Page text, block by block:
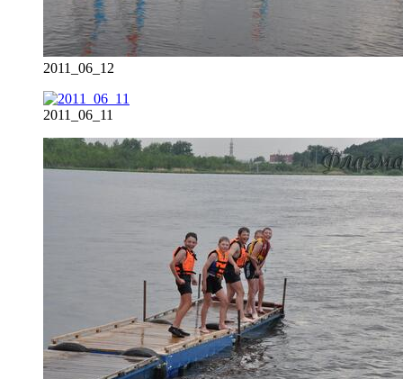
2011_06_12
2011_06_11